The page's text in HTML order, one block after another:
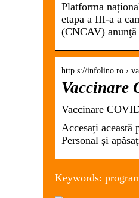
Platforma
etapa a III-a a
(CNCAV)
http s://infolino.ro ›
Vaccinare
Vaccinare
Accesați
Personal și
Keywords: